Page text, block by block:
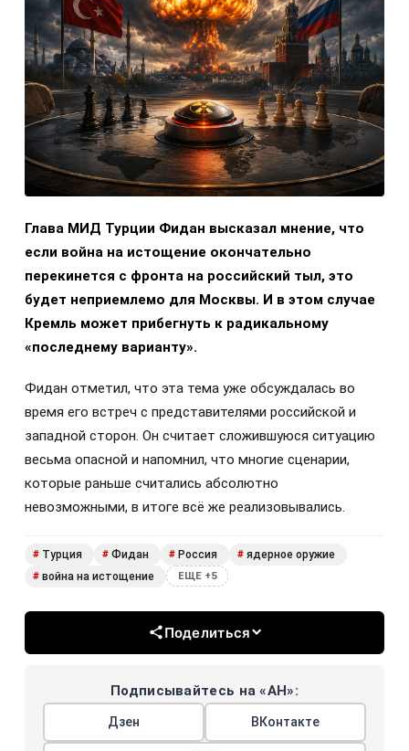
Глава МИД Турции Фидан высказал мнение, что
если война на истощение окончательно
перекинется с фронта на российский тыл, это
будет неприемлемо для Москвы. И в этом случае
Кремль может прибегнуть к радикальному
«последнему варианту».
Фидан отметил, что эта тема уже обсуждалась во
время его встреч с представителями российской и
западной сторон. Он считает сложившуюся ситуацию
весьма опасной и напомнил, что многие сценарии,
которые раньше считались абсолютно
невозможными, в итоге всё же реализовывались.
# Турция # Фидан # Россия # ядерное оружие
# война на истощение ЕЩЕ +5
Поделиться
Подписывайтесь на «АН»:
Дзен ВКонтакте